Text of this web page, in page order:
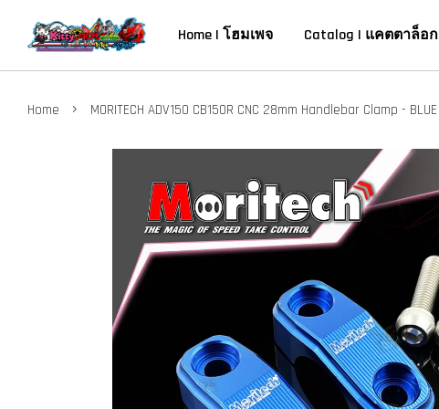
Home | โฮมเพจ Catalog | แคตตาล็อก
Home › MORITECH ADV150 CB150R CNC 28mm Handlebar Clamp - BLUE